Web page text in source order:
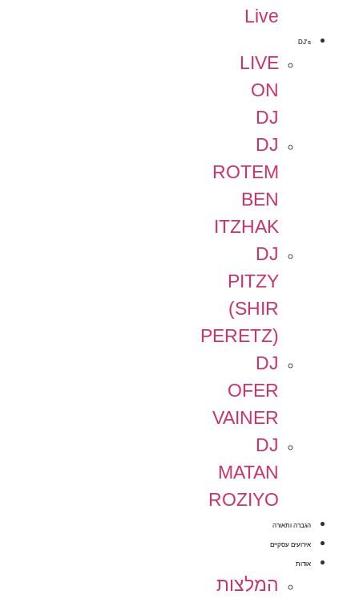
Live
DJ's
LIVE
ON
DJ
DJ
ROTEM
BEN
ITZHAK
DJ
PITZY
(SHIR
PERETZ)
DJ
OFER
VAINER
DJ
MATAN
ROZIYO
הגברה ותאורה
אירועים עסקיים
אודות
המלצות